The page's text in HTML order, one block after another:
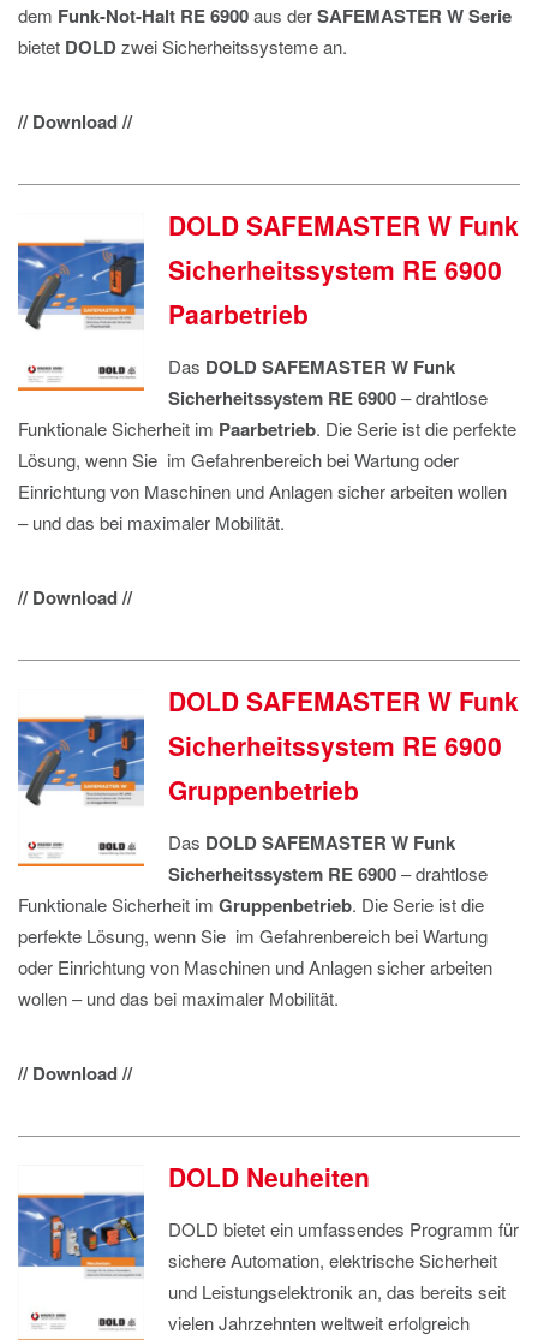
dem Funk-Not-Halt RE 6900aus derSAFEMASTER W Serie
bietet DOLDzwei Sicherheitssysteme an.
// Download //
DOLD SAFEMASTER W Funk
Sicherheitssystem RE 6900
Paarbetrieb
Das DOLD SAFEMASTER W Funk
Sicherheitssystem RE 6900– drahtlose
Funktionale Sicherheit im Paarbetrieb. Die Serie ist die perfekte
Lösung, wenn Sie im Gefahrenbereich bei Wartung oder
Einrichtung von Maschinen und Anlagen sicher arbeiten wollen
– und das bei maximaler Mobilität.
// Download //
DOLD SAFEMASTER W Funk
Sicherheitssystem RE 6900
Gruppenbetrieb
Das DOLD SAFEMASTER W Funk
Sicherheitssystem RE 6900– drahtlose
Funktionale Sicherheit im Gruppenbetrieb. Die Serie ist die
perfekte Lösung, wenn Sie im Gefahrenbereich bei Wartung
oder Einrichtung von Maschinen und Anlagen sicher arbeiten
wollen – und das bei maximaler Mobilität.
// Download //
DOLD Neuheiten
DOLD bietet ein umfassendes Programm für
sichere Automation, elektrische Sicherheit
und Leistungselektronik an, das bereits seit
vielen Jahrzehnten weltweit erfolgreich